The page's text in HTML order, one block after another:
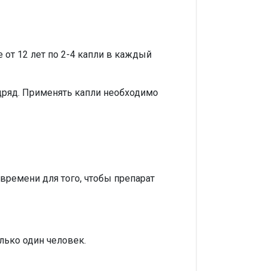
12 лет по 2-4 капли в каждый
Применять капли необходимо
для того, чтобы препарат
один человек.